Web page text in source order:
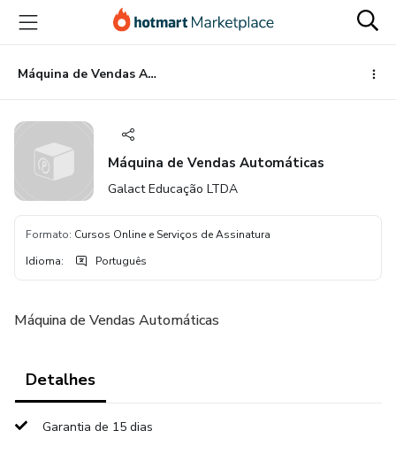
para
conteúdo
principal
para
pagamento
para
rodapé
Máquina de Vendas Automáticas
Máquina de Vendas Automáticas
Galact Educação LTDA
Formato: Cursos Online e Serviços de Assinatura
Idioma: Português
Máquina de Vendas Automáticas
Detalhes
Garantia de 15 dias